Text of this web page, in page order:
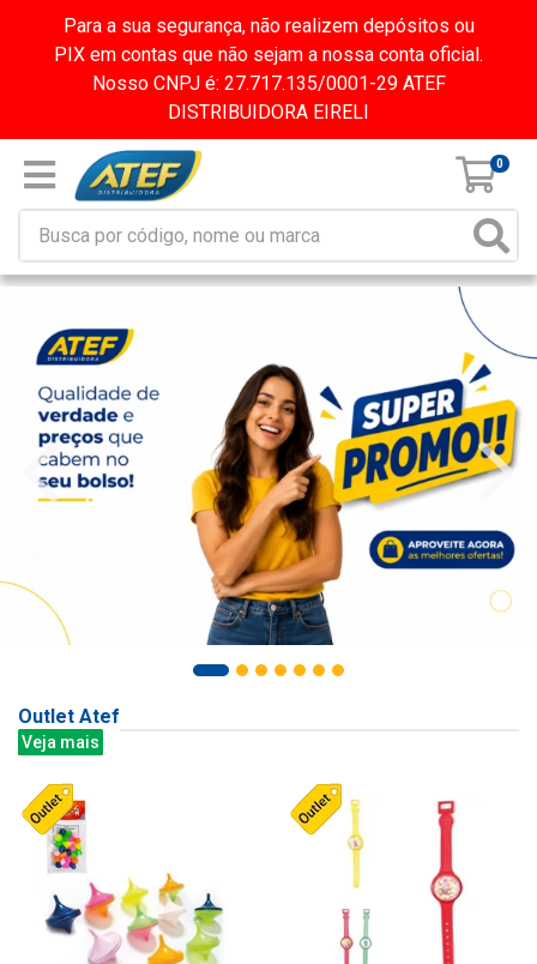
Para a sua segurança, não realizem depósitos ou
PIX em contas que não sejam a nossa conta oficial.
Nosso CNPJ é: 27.717.135/0001-29 ATEF
DISTRIBUIDORA EIRELI
0
Outlet Atef
Veja mais